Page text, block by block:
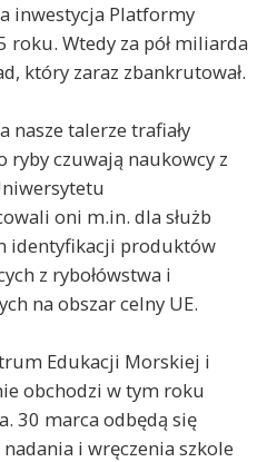
inwestycja Platformy
roku. Wtedy za pół miliarda
który zaraz zbankrutował.
nasze talerze trafiały
czuwają naukowcy z
oni m.in. dla służb
identyfikacji produktów
z rybołówstwa i
na obszar celny UE.
Edukacji Morskiej i
obchodzi w tym roku
30 marca odbędą się
i wręczenia szkole